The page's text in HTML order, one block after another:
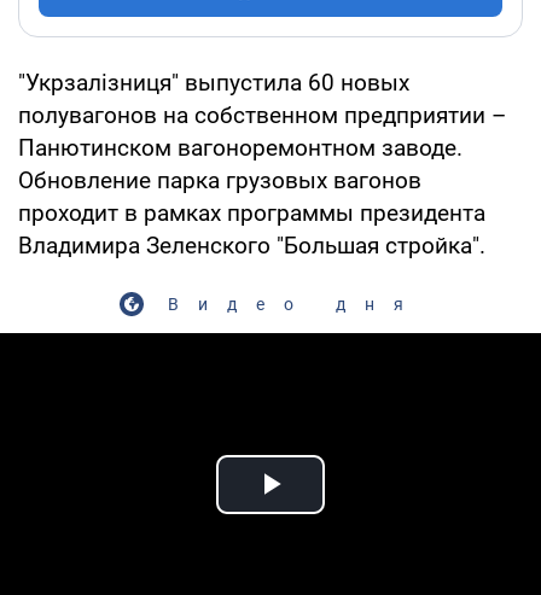
"Укрзалізниця" выпустила 60 новых
полувагонов на собственном предприятии –
Панютинском вагоноремонтном заводе.
Обновление парка грузовых вагонов
проходит в рамках программы президента
Владимира Зеленского "Большая стройка".
Видео дня
Play Video